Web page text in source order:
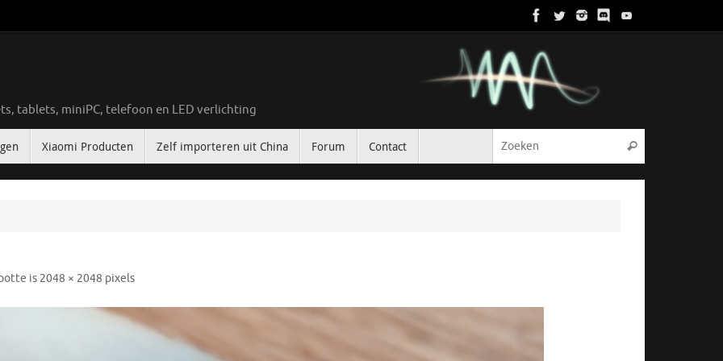
tablets, miniPC, telefoon en LED verlichting
Xiaomi Producten Zelf importeren uit China Forum Contact Zoeken
is 2048 × 2048 pixels